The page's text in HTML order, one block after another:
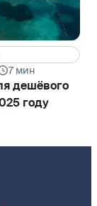
7 мин
дешёвого
году